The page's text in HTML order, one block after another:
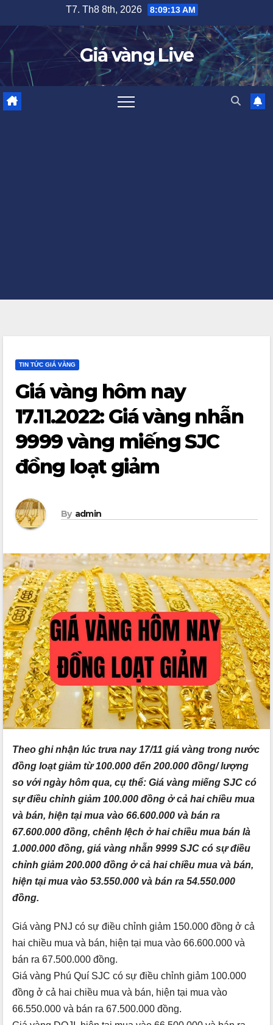
content
T7. Th8 8th, 2026 8:09:14 AM
Giá vàng Live
TIN TỨC GIÁ VÀNG
Giá vàng hôm nay
17.11.2022: Giá vàng nhẫn
9999 vàng miếng SJC
đồng loạt giảm
By admin
Theo ghi nhận lúc trưa nay 17/11 giá vàng trong nước
đồng loạt giảm từ 100.000 đến 200.000 đồng/ lượng
so với ngày hôm qua, cụ thể: Giá vàng miếng SJC có
sự điều chỉnh giảm 100.000 đồng ở cả hai chiều mua
và bán, hiện tại mua vào 66.600.000 và bán ra
67.600.000 đồng, chênh lệch ở hai chiều mua bán là
1.000.000 đồng, giá vàng nhẫn 9999 SJC có sự điều
chỉnh giảm 200.000 đồng ở cả hai chiều mua và bán,
hiện tại mua vào 53.550.000 và bán ra 54.550.000
đồng.
Giá vàng PNJ có sự điều chỉnh giảm 150.000 đồng ở cả
hai chiều mua và bán, hiện tại mua vào 66.600.000 và
bán ra 67.500.000 đồng.
Giá vàng Phú Quí SJC có sự điều chỉnh giảm 100.000
đồng ở cả hai chiều mua và bán, hiện tại mua vào
66.550.000 và bán ra 67.500.000 đồng.